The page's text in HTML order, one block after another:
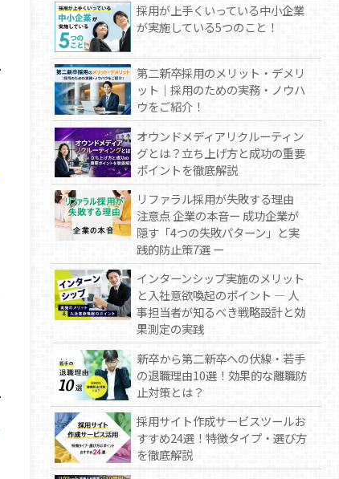
採用が上手くいっている中小企業
が実施している5つのこと！
第二新卒採用のメリット・デメリ
ット｜採用のための実務・ノウハ
ウをご紹介！
オウンドメディアリクルーティン
グとは？立ち上げ方と成功の重要
ポイントを徹底解説
リファラル採用が失敗する理由
注意点 企業の本音ー 成功企業が
隠す「4つの失敗パターン」と実
践的防止策7選 ー
インターンシップ実施のメリット
と入社意欲喚起のポイント — 人
事担当者が知るべき戦略設計と効
果測定の実践
新卒から第二新卒への伏線・若手
の退職理由10選！効果的な離職防
止対策とは？
採用サイト作成サービスツールお
すすめ24選！特徴タイプ・選び方
を徹底解説